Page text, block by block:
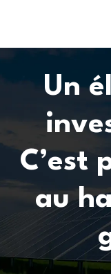
Un
C’est
au